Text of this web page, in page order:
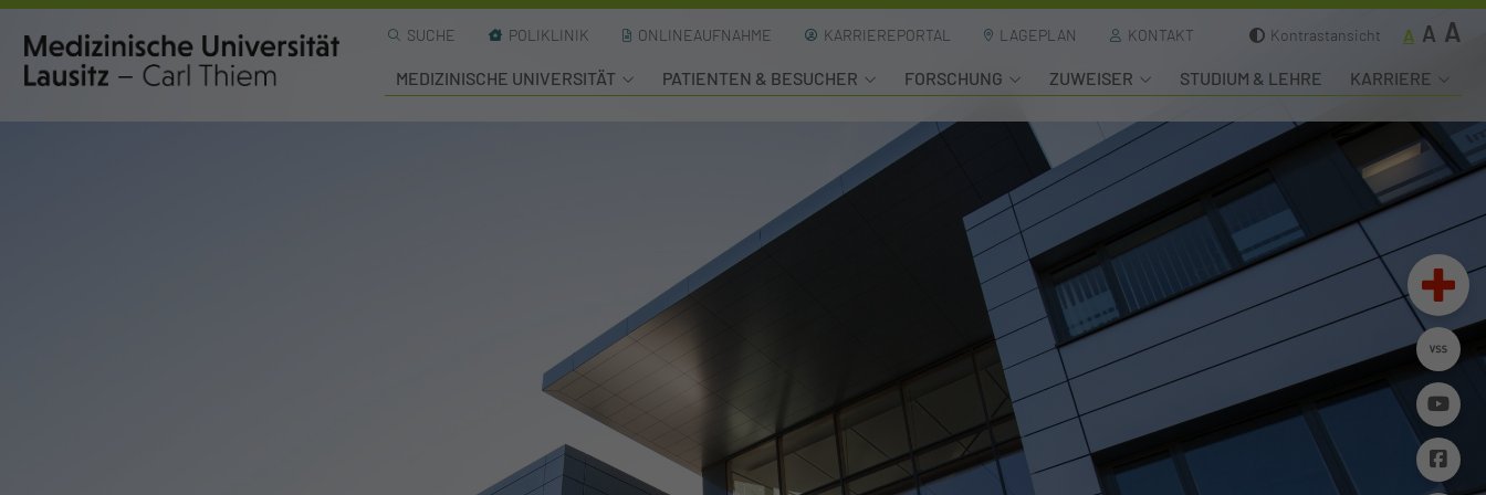
SUCHE POLIKLINIK ONLINEAUFNAHME KARRIEREPORTAL LAGEPLAN KONTAKT Kontrastansicht A A A
MEDIZINISCHE UNIVERSITÄT PATIENTEN & BESUCHER FORSCHUNG ZUWEISER STUDIUM & LEHRE KARRIERE